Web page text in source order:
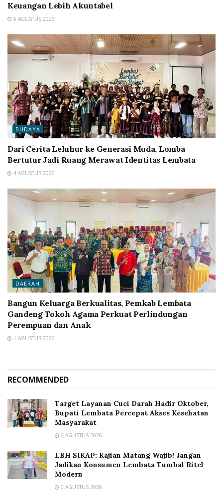
Keuangan Lebih Akuntabel
5 AGUSTUS 2026
BUDAYA
Dari Cerita Leluhur ke Generasi Muda, Lomba
Bertutur Jadi Ruang Merawat Identitas Lembata
4 AGUSTUS 2026
DAERAH
Bangun Keluarga Berkualitas, Pemkab Lembata
Gandeng Tokoh Agama Perkuat Perlindungan
Perempuan dan Anak
1 AGUSTUS 2026
RECOMMENDED
Target Layanan Cuci Darah Hadir Oktober,
Bupati Lembata Percepat Akses Kesehatan
Masyarakat
6 AGUSTUS 2026
LBH SIKAP: Kajian Matang Wajib! Jangan
Jadikan Konsumen Lembata Tumbal Ritel
Modern
6 AGUSTUS 2026